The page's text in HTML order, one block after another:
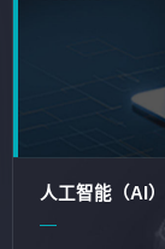
人工智能（AI